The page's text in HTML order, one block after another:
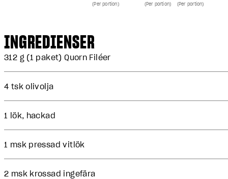
(Per portion) (Per portion) (Per portion)
INGREDIENSER
312 g (1 paket) Quorn Filéer
4 tsk olivolja
1 lök, hackad
1 msk pressad vitlök
2 msk krossad ingefära